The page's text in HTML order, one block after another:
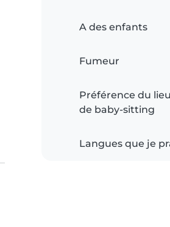
A des enfants
Fumeur
Préférence du lieu
de baby-sitting
Langues que je